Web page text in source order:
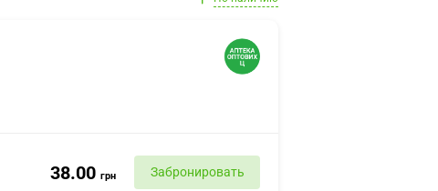
38.00 грн Забронировать